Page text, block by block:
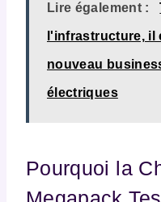
Lire également :
l'infrastructure, il
nouveau
électriques
Pourquoi la